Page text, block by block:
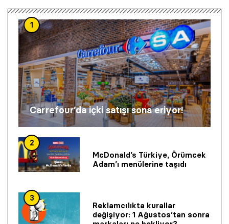
1
Carrefour’da içki satışı sona eriyor!
2
McDonald’s Türkiye, Örümcek
Adam’ı menülerine taşıdı
3
Reklamcılıkta kurallar
değişiyor: 1 Ağustos’tan sonra